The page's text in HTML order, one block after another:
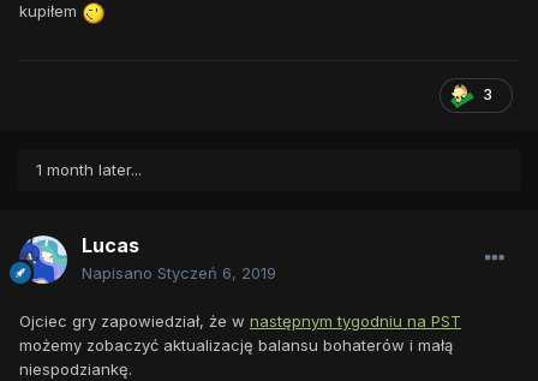
kupiłem
3
1 month later...
Lucas
Napisano Styczeń 6, 2019
Ojciec gry zapowiedział, że w następnym tygodniu na PST
możemy zobaczyć aktualizację balansu bohaterów i małą
niespodziankę.